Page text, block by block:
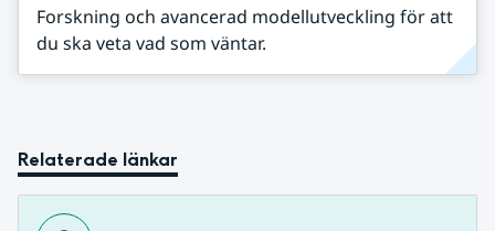
Forskning och avancerad modellutveckling för att
du ska veta vad som väntar.
Relaterade länkar